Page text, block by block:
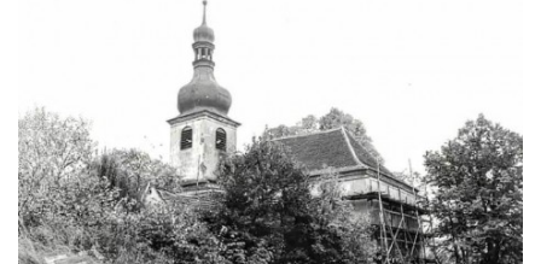
ODKAZY
O NÁS